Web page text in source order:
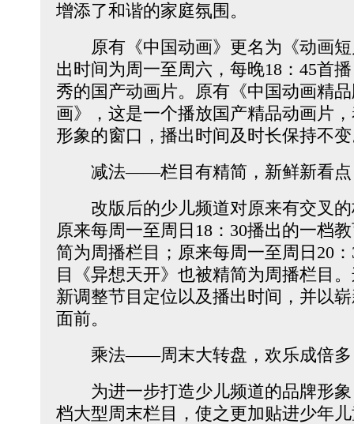
增添了和谐的家庭氛围。
原有《中国动画》更名为《动画短
出时间为周一至周六，每晚18：45首
秀的国产动画片。原有《中国动画精
画》，这是一个播放国产精品动画片
形象的窗口，播出时间及时长保持不
减法——栏目有精简，新鲜新看点
改版后的少儿频道对原来有交叉的
原来每周一至周日18：30播出的一档
简为周播栏目；原来每周一至周日20
目《异想天开》也被精简为周播栏目
新调整节目定位以及播出时间，并以
面前。
乘法——周末大转盘，欢乐成倍多
为进一步打造少儿频道的品牌形象
档大型周末栏目，使之更加贴进少年